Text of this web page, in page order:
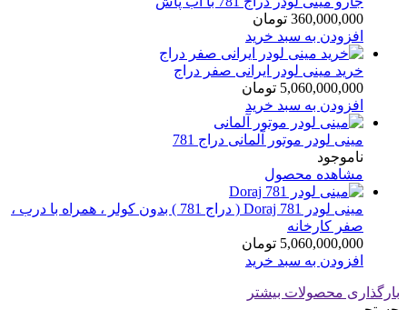
360,000,000 تومان
افزودن به سبد خرید
خرید مینی لودر ایرانی صفر دراج
5,060,000,000 تومان
افزودن به سبد خرید
مینی لودر موتور آلمانی دراج 781
ناموجود
مشاهده محصول
مینی لودر Doraj 781 ( دراج 781 ) بدون کولر ، همراه با درب ،
صفر کارخانه
5,060,000,000 تومان
افزودن به سبد خرید
بارگذاری محصولات بیشتر